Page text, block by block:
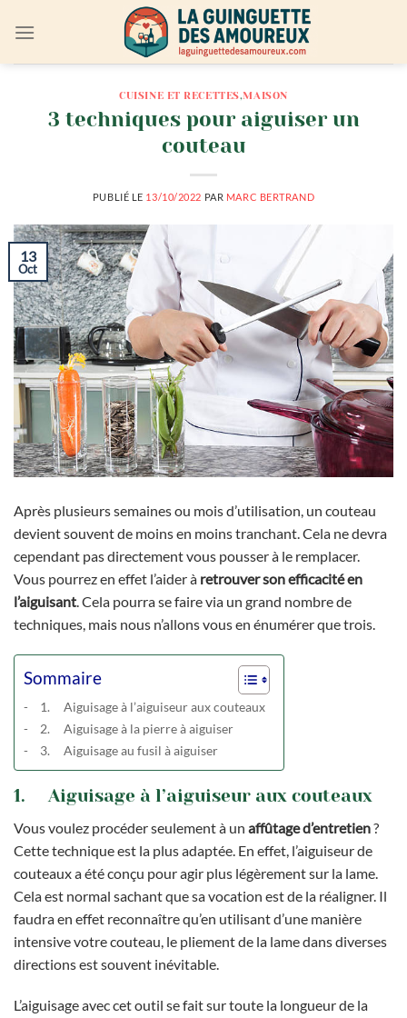
CUISINE ET RECETTES,MAISON
3 techniques pour aiguiser un
couteau
PUBLIÉ LE 13/10/2022 PAR MARC BERTRAND
13
Oct
Après plusieurs semaines ou mois d’utilisation, un couteau
devient souvent de moins en moins tranchant. Cela ne devra
cependant pas directement vous pousser à le remplacer.
Vous pourrez en effet l’aider à retrouver son efficacité en
l’aiguisant. Cela pourra se faire via un grand nombre de
techniques, mais nous n’allons vous en énumérer que trois.
Sommaire
1. Aiguisage à l’aiguiseur aux couteaux
2. Aiguisage à la pierre à aiguiser
3. Aiguisage au fusil à aiguiser
1. Aiguisage à l’aiguiseur aux couteaux
Vous voulez procéder seulement à un affûtage d’entretien?
Cette technique est la plus adaptée. En effet, l’aiguiseur de
couteaux a été conçu pour agir plus légèrement sur la lame.
Cela est normal sachant que sa vocation est de la réaligner. Il
faudra en effet reconnaître qu’en utilisant d’une manière
intensive votre couteau, le pliement de la lame dans diverses
directions est souvent inévitable.
L’aiguisage avec cet outil se fait sur toute la longueur de la